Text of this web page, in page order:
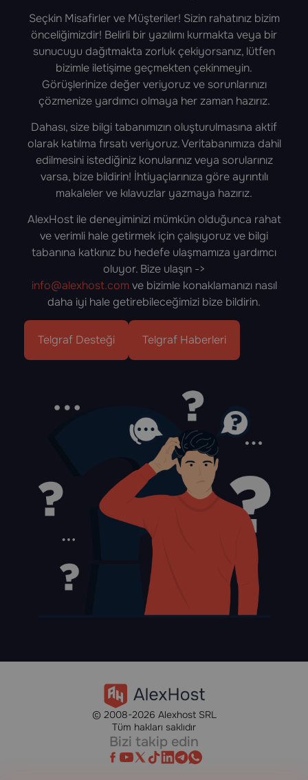
Seçkin Misafirler ve Müşteriler! Sizin rahatınız bizim
önceliğimizdir! Belirli bir yazılımı kurmakta veya bir
sunucuyu dağıtmakta zorluk çekiyorsanız, lütfen
bizimle iletişime geçmekten çekinmeyin.
Görüşlerinize değer veriyoruz ve sorunlarınızı
çözmenize yardımcı olmaya her zaman hazırız.
Dahası, size bilgi tabanımızın oluşturulmasına aktif
olarak katılma fırsatı veriyoruz. Veritabanımıza dahil
edilmesini istediğiniz konularınız veya sorularınız
varsa, bize bildirin! İhtiyaçlarınıza göre ayrıntılı
makaleler ve kılavuzlar yazmaya hazırız.
AlexHost ile deneyiminizi mümkün olduğunca rahat
ve verimli hale getirmek için çalışıyoruz ve bilgi
tabanına katkınız bu hedefe ulaşmamıza yardımcı
oluyor. Bize ulaşın ->
info@alexhost.com ve bizimle konaklamanızı nasıl
daha iyi hale getirebileceğimizi bize bildirin.
Telgraf Desteği Telgraf Haberleri
© 2008-2026 Alexhost SRL
Tüm hakları saklıdır
Bizi takip edin